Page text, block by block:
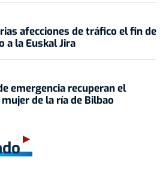
afecciones de tráfico el fin de
a la Euskal Jira
emergencia recuperan el
de la ría de Bilbao